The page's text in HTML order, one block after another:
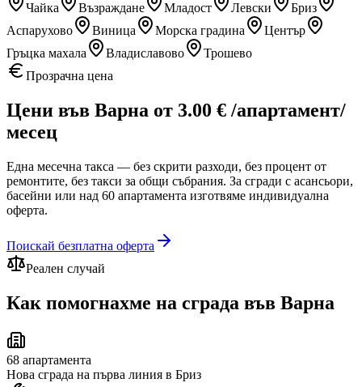
Чайка Възраждане Младост Левски
Бриз
Аспарухово
Виница Морска градина
Център
Гръцка махала
Владиславово
Трошево
Прозрачна цена
Цени във Варна от 3.00 € /апартамент/
месец
Една месечна такса — без скрити разходи, без процент от
ремонтите, без такси за общи събрания. За сгради с асансьори,
басейни или над 60 апартамента изготвяме индивидуална
оферта.
Поискай безплатна оферта
Реален случай
Как помогнахме на сграда във Варна
68 апартамента
Нова сграда на първа линия в Бриз